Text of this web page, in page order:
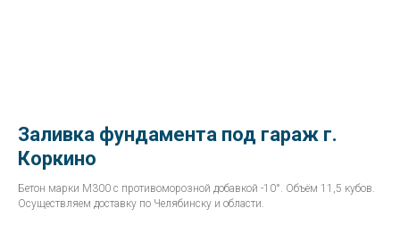
Заливка фундамента под гараж г.
Коркино
Бетон марки М300 с противоморозной добавкой -10°. Объём 11,5 кубов.
Осуществляем доставку по Челябинску и области.